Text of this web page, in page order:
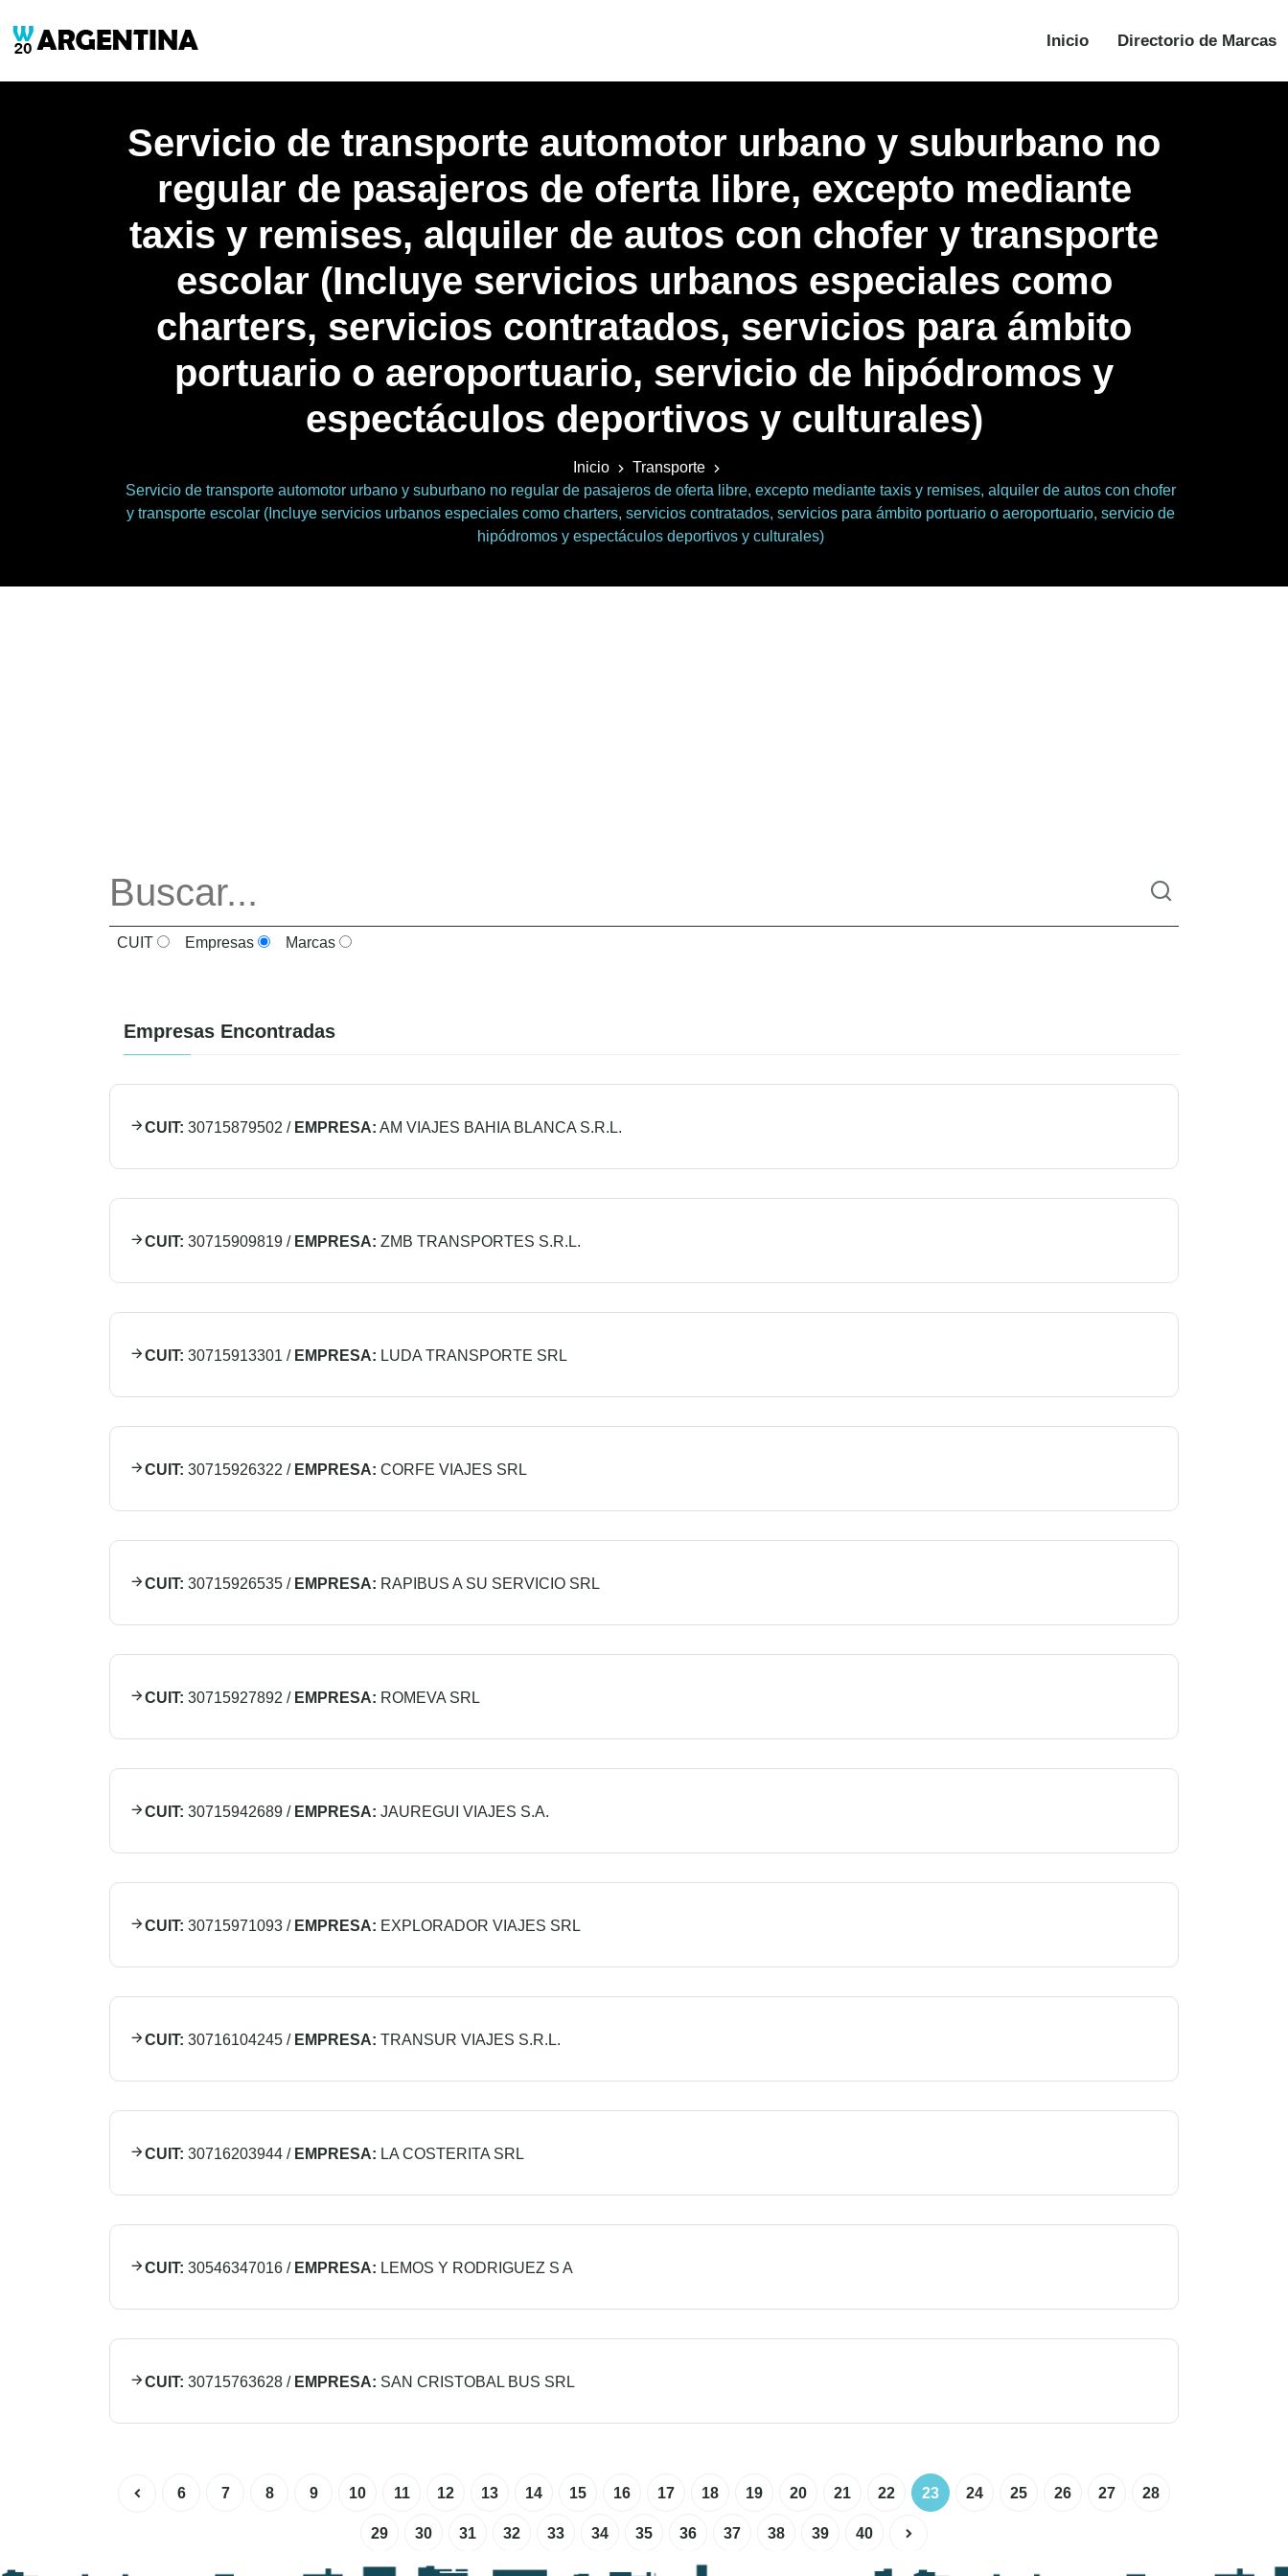
Inicio Directorio de Marcas
Servicio de transporte automotor urbano y suburbano no
regular de pasajeros de oferta libre, excepto mediante
taxis y remises, alquiler de autos con chofer y transporte
escolar (Incluye servicios urbanos especiales como
charters, servicios contratados, servicios para ámbito
portuario o aeroportuario, servicio de hipódromos y
espectáculos deportivos y culturales)
Inicio
Transporte
Servicio de transporte automotor urbano y suburbano no regular de pasajeros de oferta libre, excepto mediante taxis y remises, alquiler de autos con chofer
y transporte escolar (Incluye servicios urbanos especiales como charters, servicios contratados, servicios para ámbito portuario o aeroportuario, servicio de
hipódromos y espectáculos deportivos y culturales)
CUIT Empresas Marcas
Empresas Encontradas
CUIT: 30715879502 / EMPRESA: AM VIAJES BAHIA BLANCA S.R.L.
CUIT: 30715909819 / EMPRESA: ZMB TRANSPORTES S.R.L.
CUIT: 30715913301 / EMPRESA: LUDA TRANSPORTE SRL
CUIT: 30715926322 / EMPRESA: CORFE VIAJES SRL
CUIT: 30715926535 / EMPRESA: RAPIBUS A SU SERVICIO SRL
CUIT: 30715927892 / EMPRESA: ROMEVA SRL
CUIT: 30715942689 / EMPRESA: JAUREGUI VIAJES S.A.
CUIT: 30715971093 / EMPRESA: EXPLORADOR VIAJES SRL
CUIT: 30716104245 / EMPRESA: TRANSUR VIAJES S.R.L.
CUIT: 30716203944 / EMPRESA: LA COSTERITA SRL
CUIT: 30546347016 / EMPRESA: LEMOS Y RODRIGUEZ S A
CUIT: 30715763628 / EMPRESA: SAN CRISTOBAL BUS SRL
6 7 8 9 10 11 12 13 14 15 16 17 18 19 20 21 22 23 24 25 26 27 28
29 30 31 32 33 34 35 36 37 38 39 40